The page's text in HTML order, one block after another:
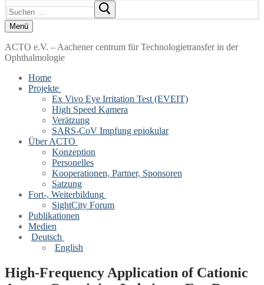
nach:
Menü
ACTO e.V. – Aachener centrum für Technologietransfer in der
Ophthalmologie
Home
Projekte
Ex Vivo Eye Irritation Test (EVEIT)
High Speed Kamera
Verätzung
SARS-CoV Impfung epiokular
Über ACTO
Konzeption
Personelles
Kooperationen, Partner, Sponsoren
Satzung
Fort-, Weiterbildung
SightCity Forum
Publikationen
Medien
Deutsch
English
High-Frequency Application of Cationic